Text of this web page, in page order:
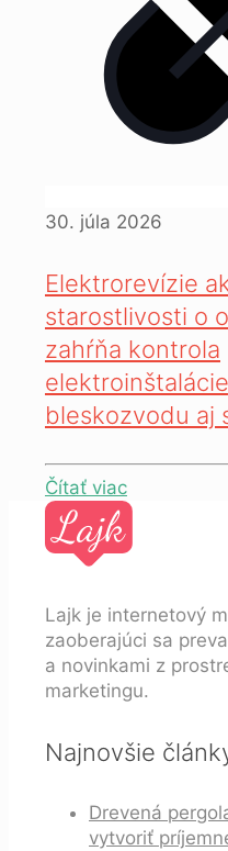
30. júla 2026
Elektrorevízie
starostlivosti o
zahŕňa kontrola
bleskozvodu aj
Čítať viac
Lajk je internetový
zaoberajúci sa
a novinkami z
marketingu.
Najnovšie
Drevená
vytvoriť